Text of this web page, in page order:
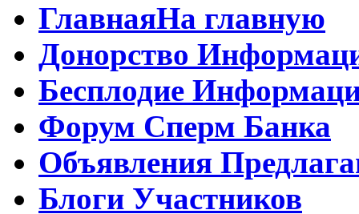
ГлавнаяНа главную
Донорство
Бесплодие
Форум Сперм Банка
Объявления
Блоги Участников